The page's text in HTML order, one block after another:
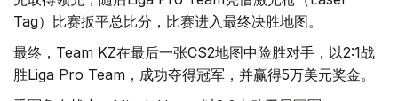
Tag）比赛扳平总比分，比赛进入最终决胜地图。
最终，Team KZ在最后一张CS2地图中险胜对手，以2:1战
胜Liga Pro Team，成功夺得冠军，并赢得5万美元奖金。